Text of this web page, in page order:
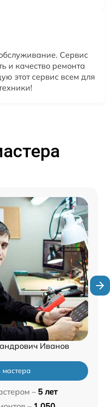
Сервис
и качество ремонта
этот сервис всем для
Иванов
мастера
– 5 лет